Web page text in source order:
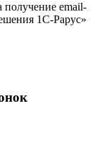
получение email-
1С-Рарус»